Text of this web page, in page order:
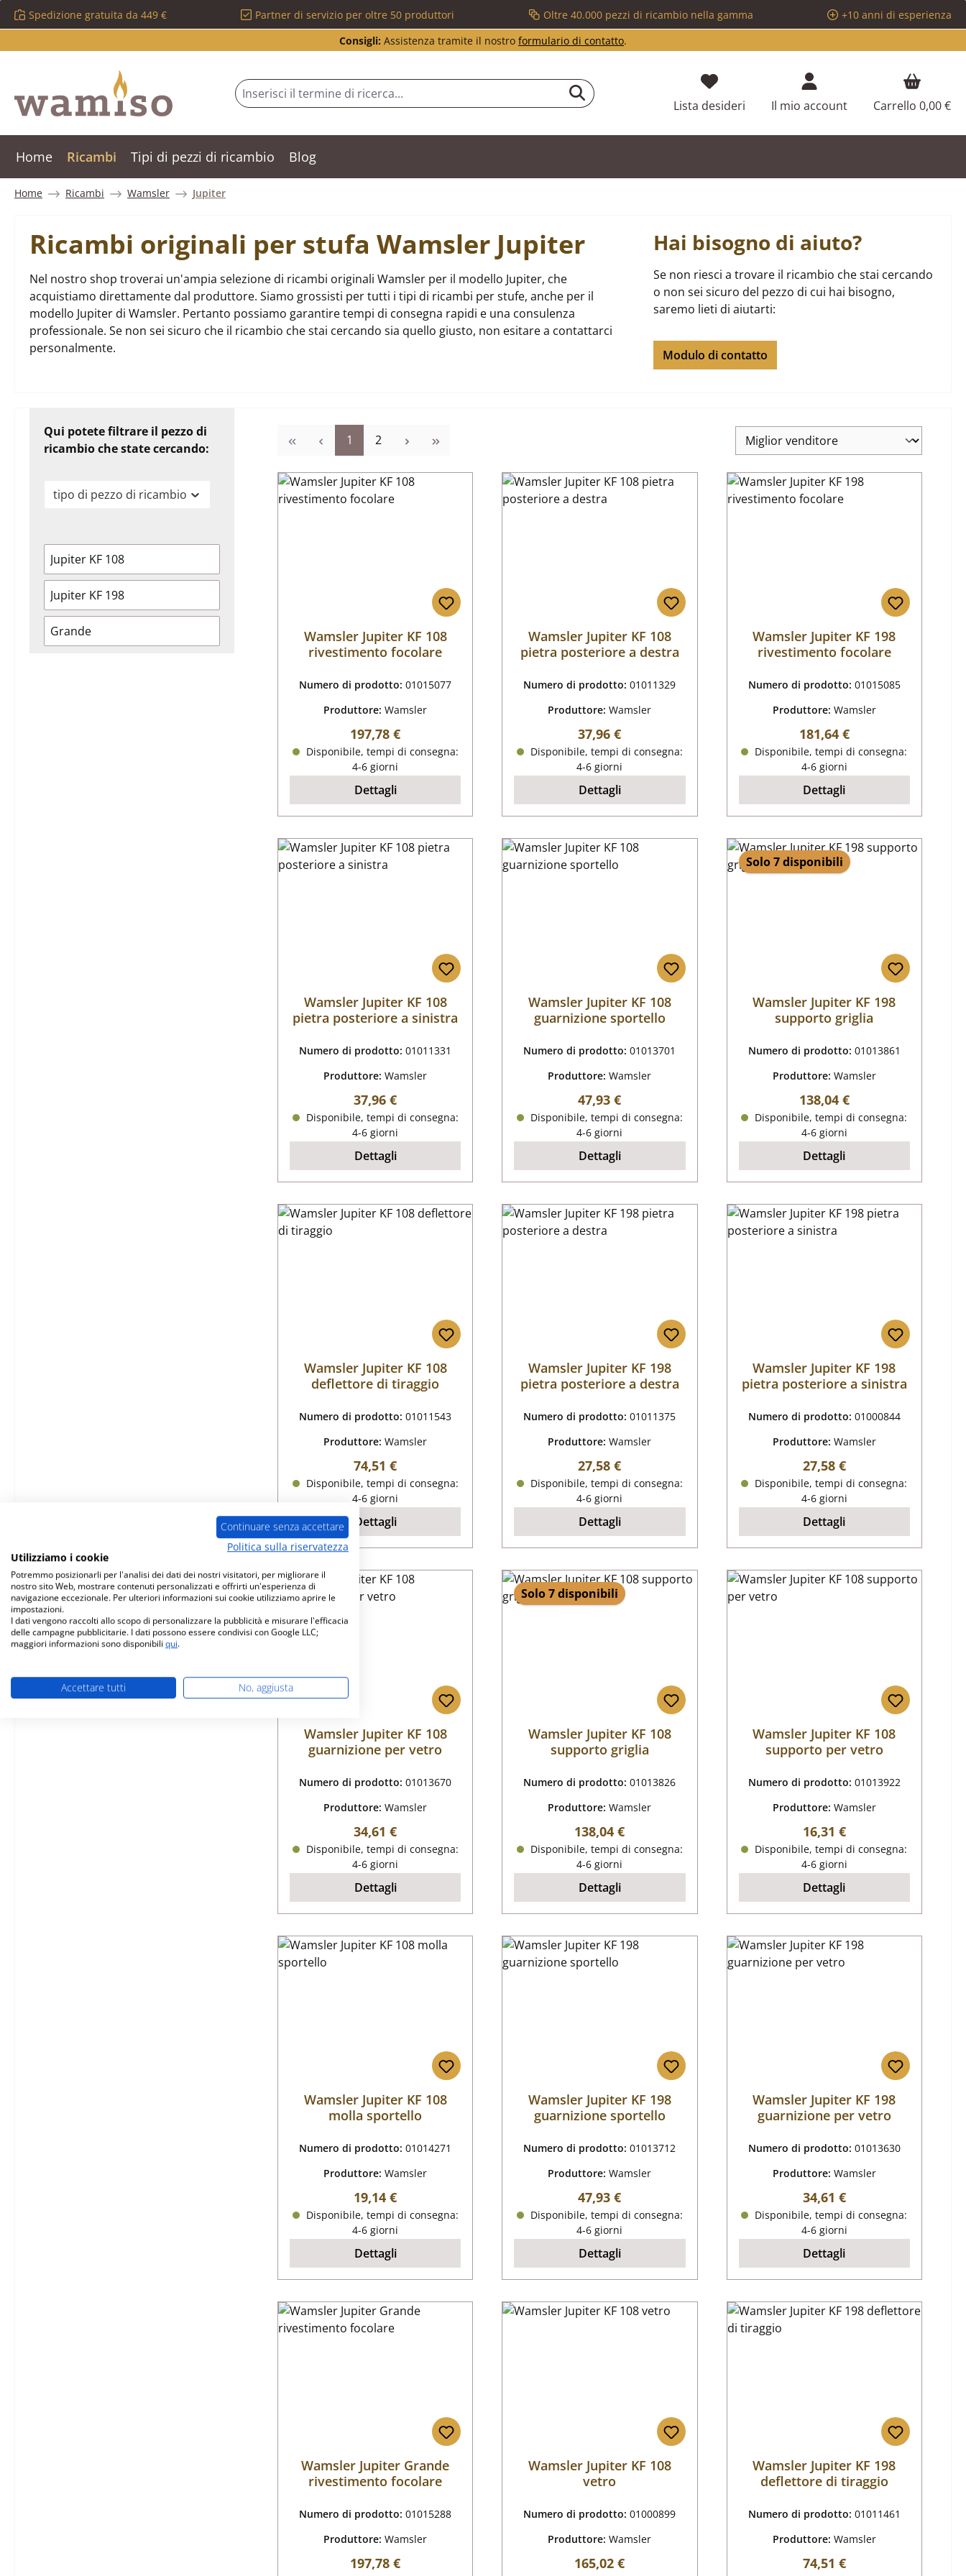
al contenuto principale
Salta alla ricerca
Passa alla navigazione principale
Spedizione gratuita da 449 € Partner di servizio per oltre 50 produttori Oltre 40.000 pezzi di ricambio nella gamma
+10 anni di esperienza
Consigli: Assistenza tramite il nostro formulario di contatto.
Lista desideri Hai 0 articoli nella lista dei desideri
Il mio account Carrello 0,00 €
Home Ricambi Tipi di pezzi di ricambio Blog
Home Ricambi Wamsler Jupiter
Ricambi originali per stufa Wamsler Jupiter
Nel nostro shop troverai un'ampia selezione di ricambi originali Wamsler per il modello Jupiter, che
acquistiamo direttamente dal produttore. Siamo grossisti per tutti i tipi di ricambi per stufe, anche per il
modello Jupiter di Wamsler. Pertanto possiamo garantire tempi di consegna rapidi e una consulenza
professionale. Se non sei sicuro che il ricambio che stai cercando sia quello giusto, non esitare a contattarci
personalmente.
Hai bisogno di aiuto?
Se non riesci a trovare il ricambio che stai cercando
o non sei sicuro del pezzo di cui hai bisogno,
saremo lieti di aiutarti:
Modulo di contatto
Qui potete filtrare il pezzo di
ricambio che state cercando:
tipo di pezzo di ricambio
Jupiter KF 108
Jupiter KF 198
Grande
Pagina
1 Pagina
2
Wamsler Jupiter KF 108
rivestimento focolare
Numero di prodotto:01015077
Produttore:Wamsler
Prezzo normale:
197,78 €
Disponibile, tempi di consegna:
4-6 giorni
Dettagli
Wamsler Jupiter KF 108
pietra posteriore a destra
Numero di prodotto:01011329
Produttore:Wamsler
Prezzo normale:
37,96 €
Disponibile, tempi di consegna:
4-6 giorni
Dettagli
Wamsler Jupiter KF 198
rivestimento focolare
Numero di prodotto: 01015085
Produttore: Wamsler
Prezzo normale:
181,64 €
Disponibile, tempi di consegna:
4-6 giorni
Dettagli
Wamsler Jupiter KF 108
pietra posteriore a sinistra
Numero di prodotto:01011331
Produttore:Wamsler
Prezzo normale:
37,96 €
Disponibile, tempi di consegna:
4-6 giorni
Dettagli
Wamsler Jupiter KF 108
guarnizione sportello
Numero di prodotto:01013701
Produttore:Wamsler
Prezzo normale:
47,93 €
Disponibile, tempi di consegna:
4-6 giorni
Dettagli
Solo 7 disponibili
Wamsler Jupiter KF 198
supporto griglia
Numero di prodotto: 01013861
Produttore: Wamsler
Prezzo normale:
138,04 €
Disponibile, tempi di consegna:
4-6 giorni
Dettagli
Wamsler Jupiter KF 108
deflettore di tiraggio
Numero di prodotto:01011543
Produttore:Wamsler
Prezzo normale:
74,51 €
Disponibile, tempi di consegna:
4-6 giorni
Dettagli
Wamsler Jupiter KF 198
pietra posteriore a destra
Numero di prodotto:01011375
Produttore:Wamsler
Prezzo normale:
27,58 €
Disponibile, tempi di consegna:
4-6 giorni
Dettagli
Wamsler Jupiter KF 198
pietra posteriore a sinistra
Numero di prodotto: 01000844
Produttore: Wamsler
Prezzo normale:
27,58 €
Disponibile, tempi di consegna:
4-6 giorni
Dettagli
Wamsler Jupiter KF 108
guarnizione per vetro
Numero di prodotto:01013670
Produttore:Wamsler
Prezzo normale:
34,61 €
Disponibile, tempi di consegna:
4-6 giorni
Dettagli
Solo 7 disponibili
Wamsler Jupiter KF 108
supporto griglia
Numero di prodotto:01013826
Produttore:Wamsler
Prezzo normale:
138,04 €
Disponibile, tempi di consegna:
4-6 giorni
Dettagli
Wamsler Jupiter KF 108
supporto per vetro
Numero di prodotto: 01013922
Produttore: Wamsler
Prezzo normale:
16,31 €
Disponibile, tempi di consegna:
4-6 giorni
Dettagli
Wamsler Jupiter KF 108
molla sportello
Numero di prodotto:01014271
Produttore:Wamsler
Prezzo normale:
19,14 €
Disponibile, tempi di consegna:
4-6 giorni
Dettagli
Wamsler Jupiter KF 198
guarnizione sportello
Numero di prodotto:01013712
Produttore:Wamsler
Prezzo normale:
47,93 €
Disponibile, tempi di consegna:
4-6 giorni
Dettagli
Wamsler Jupiter KF 198
guarnizione per vetro
Numero di prodotto: 01013630
Produttore: Wamsler
Prezzo normale:
34,61 €
Disponibile, tempi di consegna:
4-6 giorni
Dettagli
Wamsler Jupiter Grande
rivestimento focolare
Numero di prodotto:01015288
Produttore:Wamsler
Prezzo normale:
197,78 €
Wamsler Jupiter KF 108
vetro
Numero di prodotto:01000899
Produttore:Wamsler
Prezzo normale:
165,02 €
Wamsler Jupiter KF 198
deflettore di tiraggio
Numero di prodotto: 01011461
Produttore: Wamsler
Prezzo normale:
74,51 €
Continuare senza accettare
Politica sulla riservatezza
Utilizziamo i cookie
Potremmo posizionarli per l'analisi dei dati dei nostri visitatori, per migliorare il
nostro sito Web, mostrare contenuti personalizzati e offrirti un'esperienza di
navigazione eccezionale. Per ulteriori informazioni sui cookie utilizziamo aprire le
impostazioni.
I dati vengono raccolti allo scopo di personalizzare la pubblicità e misurare l'efficacia
delle campagne pubblicitarie. I dati possono essere condivisi con Google LLC;
maggiori informazioni sono disponibili qui.
Accettare tutti No, aggiusta